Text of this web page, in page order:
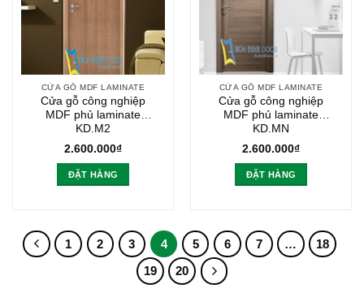
CỬA GỖ MDF LAMINATE
Cửa gỗ công nghiệp
MDF phủ laminate
KD.M2
2.600.000₫
ĐẶT HÀNG
CỬA GỖ MDF LAMINATE
Cửa gỗ công nghiệp
MDF phủ laminate
KD.MN
2.600.000₫
ĐẶT HÀNG
1 2 3 4 5 6 7 …
18
19
20